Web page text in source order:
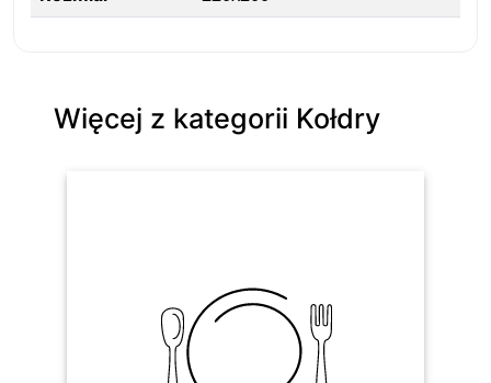
Więcej z kategorii Kołdry